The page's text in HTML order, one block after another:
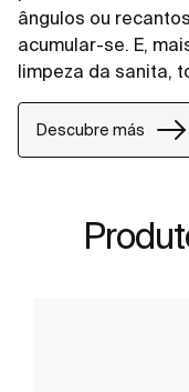
ângulos ou
acumular-se. E,
limpeza da sanita,
Descubre más